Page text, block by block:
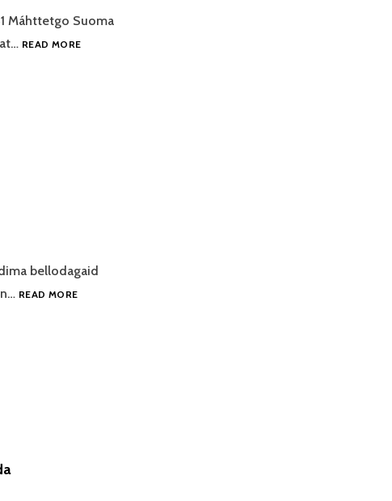
Máhttetgo Suoma
READ MORE@YLESAPMI:
bellodagaid
READ MOREBOARES